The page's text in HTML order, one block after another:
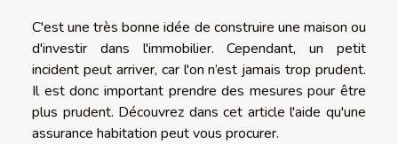
C'est une très bonne idée de construire une maison ou
d'investir dans l'immobilier. Cependant, un petit
incident peut arriver, car l'on n’est jamais trop prudent.
Il est donc important prendre des mesures pour être
plus prudent. Découvrez dans cet article l'aide qu'une
assurance habitation peut vous procurer.